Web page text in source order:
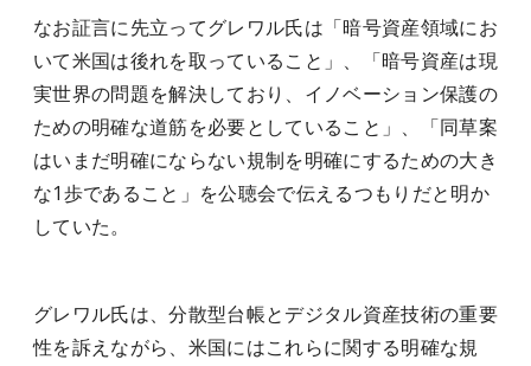
なお証言に先立ってグレワル氏は 「暗号資産領域にお
いて米国は後れを取っていること」、「暗号資産は現
実世界の問題を解決しており、イノベーション保護の
ための明確な道筋を必要としていること」、「同草案
はいまだ明確にならない規制を明確にするための大き
な1歩であること」を公聴会で伝えるつもりだと明か
していた。
グレワル氏は、分散型台帳とデジタル資産技術の重要
性を訴えながら、米国にはこれらに関する明確な規